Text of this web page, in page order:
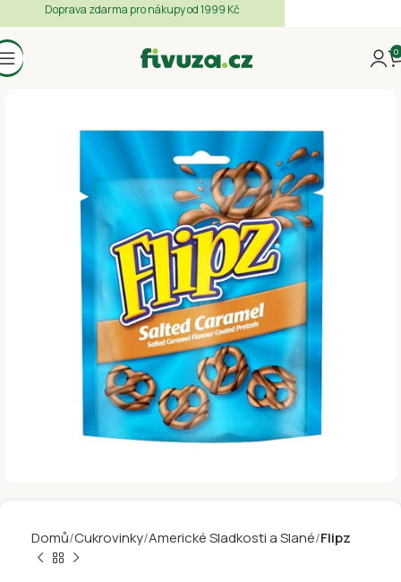
0
Domů Cukrovinky Americké Sladkosti a Slané Flipz
Doprava zdarma pro nákupy od 1999 Kč